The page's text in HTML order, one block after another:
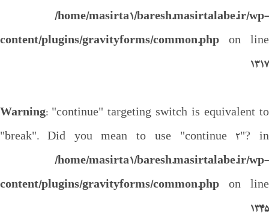
/home/masirta1/baresh.masirtalabe.ir/wp-
content/plugins/gravityforms/common.php on line
1317
Warning: "continue" targeting switch is equivalent to
"break". Did you mean to use "continue 2"? in
/home/masirta1/baresh.masirtalabe.ir/wp-
content/plugins/gravityforms/common.php on line
1345